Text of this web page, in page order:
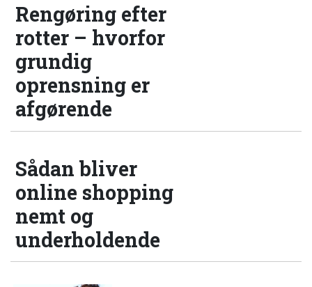
Rengøring efter
rotter – hvorfor
grundig
oprensning er
afgørende
Sådan bliver
online shopping
nemt og
underholdende